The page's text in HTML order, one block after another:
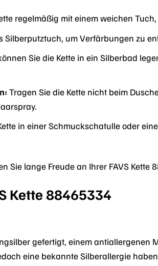
regelmäßig mit einem weichen
Silberputztuch, um Verfärbungen zu
Sie die Kette in ein Silberbad
Tragen Sie die Kette nicht beim
in einer Schmuckschatulle oder
Sie lange Freude an Ihrer FAVS Kette
Kette 88465334
gefertigt, einem antiallergenen
eine bekannte Silberallergie